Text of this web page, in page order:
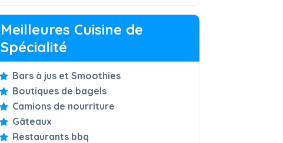
Meilleures Cuisine de
Spécialité
Bars à jus et Smoothies
Boutiques de bagels
Camions de nourriture
Gâteaux
Restaurants bbq